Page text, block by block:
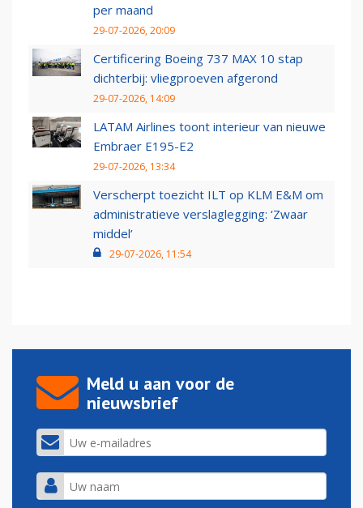
per maand
29-07-2026, 20:09
Certificering Boeing 737 MAX 10 stap
dichterbij: vliegproeven afgerond
29-07-2026, 14:09
LATAM Airlines toont interieur van nieuwe
Embraer E195-E2
29-07-2026, 13:34
Verscherpt toezicht ILT op KLM E&M om
administratieve verslaglegging: ‘Zwaar
middel’
29-07-2026, 11:54
Meld u aan voor de
nieuwsbrief